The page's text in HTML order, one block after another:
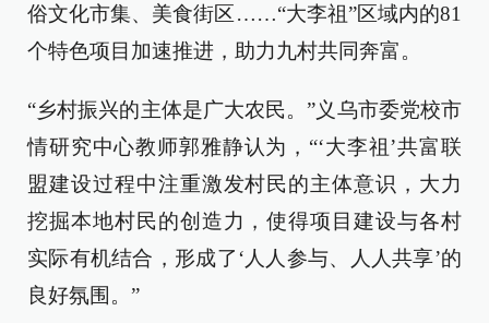
俗文化市集、美食街区……“大李祖”区域内的81
个特色项目加速推进，助力九村共同奔富。
“乡村振兴的主体是广大农民。”义乌市委党校市
情研究中心教师郭雅静认为，“‘大李祖’共富联
盟建设过程中注重激发村民的主体意识，大力
挖掘本地村民的创造力，使得项目建设与各村
实际有机结合，形成了‘人人参与、人人共享’的
良好氛围。”